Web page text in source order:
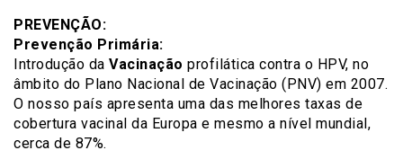
PREVENÇÃO:
Prevenção Primária:
Introdução da Vacinação profilática contra o HPV, no
âmbito do Plano Nacional de Vacinação (PNV) em 2007.
O nosso país apresenta uma das melhores taxas de
cobertura vacinal da Europa e mesmo a nível mundial,
cerca de 87%.